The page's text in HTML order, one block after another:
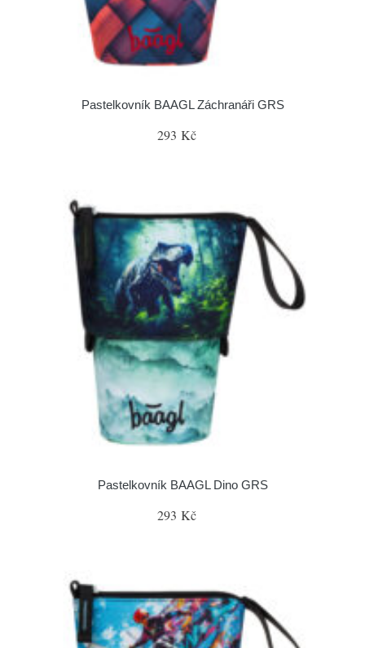
Pastelkovník BAAGL Záchranáři GRS
293 Kč
Pastelkovník BAAGL Dino GRS
293 Kč